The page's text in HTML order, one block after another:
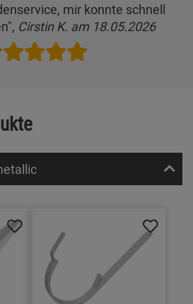
mir konnte schnell
Cirstin K. am 18.05.2026